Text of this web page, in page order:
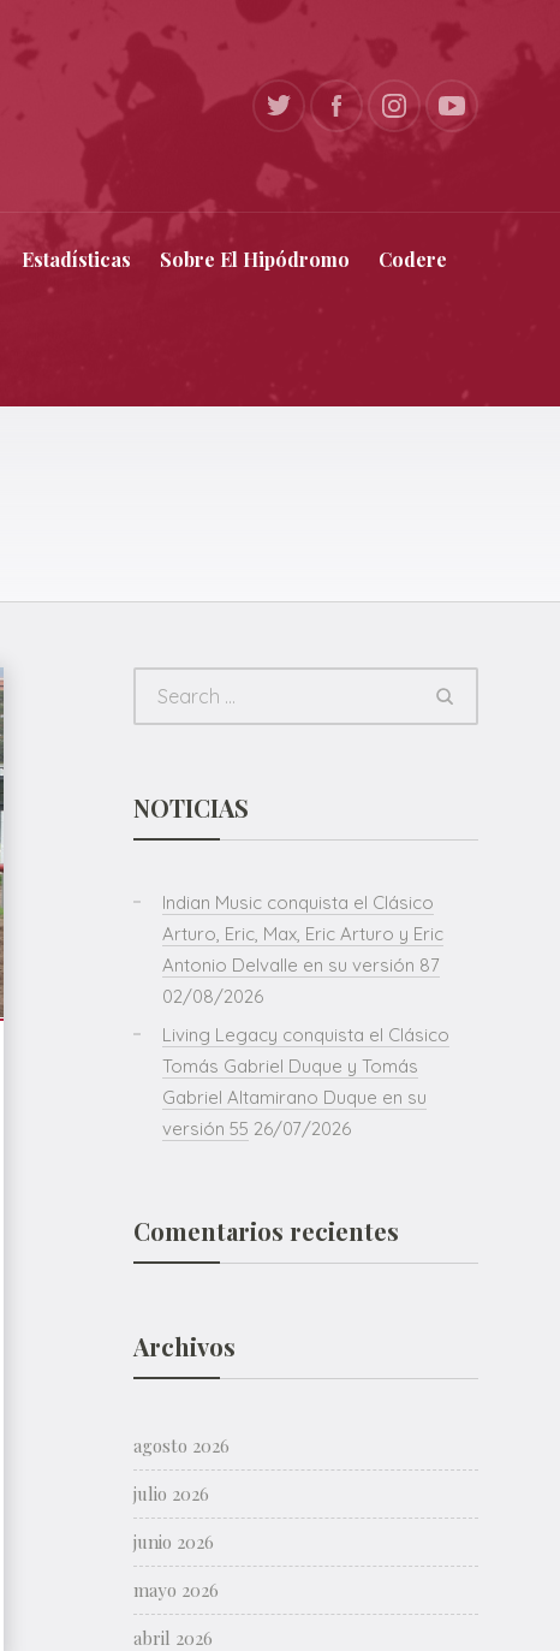
Estadísticas Sobre El Hipódromo Codere
NOTICIAS
Indian Music conquista el Clásico
Arturo, Eric, Max, Eric Arturo y Eric
Antonio Delvalle en su versión 87
02/08/2026
Living Legacy conquista el Clásico
Tomás Gabriel Duque y Tomás
Gabriel Altamirano Duque en su
versión 55 26/07/2026
Comentarios recientes
Archivos
agosto 2026
julio 2026
junio 2026
mayo 2026
abril 2026